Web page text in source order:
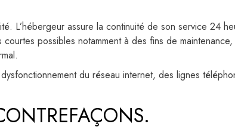
L’hébergeur assure la continuité de son service 24
possibles notamment à des fins de
du réseau internet, des lignes